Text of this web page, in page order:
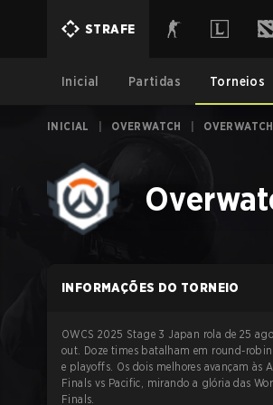
STRAFE
Inicial Partidas Torneios
INICIAL OVERWATCH
INFORMAÇÕES DO TORNEIO
OWCS 2025 Stage 3 Japan rola de 25
out. Doze times batalham em round-
e playoffs. Os dois melhores avançam às
Finals vs Pacific, mirando a glória das
Finals.